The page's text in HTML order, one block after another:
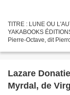
TITRE : LUNE OU
YAKABOOKS
Pierre-Octave, dit
Lazare
Myrdal, de